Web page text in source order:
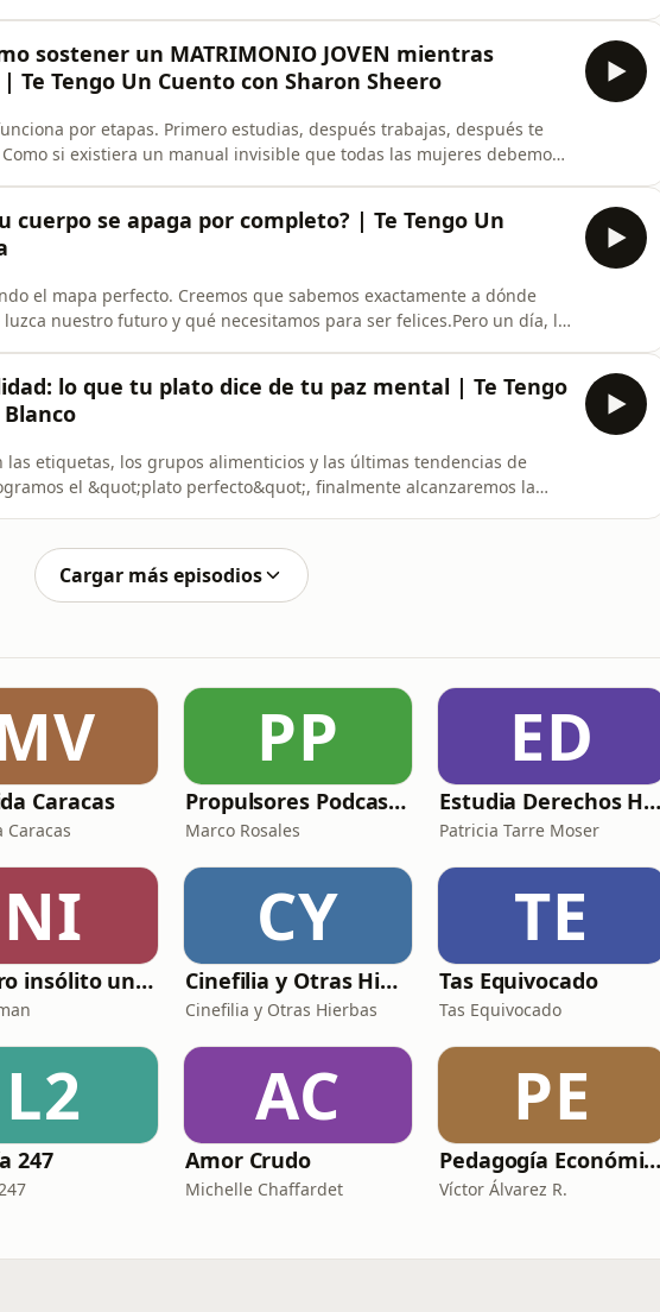
sostener un MATRIMONIO JOVEN mientras
Tengo Un Cuento con Sharon Sheero
por etapas. Primero estudias, después trabajas, después te
si existiera un manual invisible que todas las mujeres debemos
cuerpo se apaga por completo? | Te Tengo Un
el mapa perfecto. Creemos que sabemos exactamente a dónde
nuestro futuro y qué necesitamos para ser felices.Pero un día, la
lo que tu plato dice de tu paz mental | Te Tengo
las etiquetas, los grupos alimenticios y las últimas tendencias de
el &quot;plato perfecto&quot;, finalmente alcanzaremos la
Cargar más episodios
Caracas
Caracas
PP
Propulsores Podcast 🚀
Marco Rosales
ED
Estudia Derechos Humanos
Patricia Tarre Moser
NI
Nuestro insólito universo
CY
Cinefilia y Otras Hierbas
Cinefilia y Otras Hierbas
TE
Tas Equivocado
Tas Equivocado
L2
247
AC
Amor Crudo
Michelle Chaffardet
PE
Pedagogía Económica y Electoral
Víctor Álvarez R.